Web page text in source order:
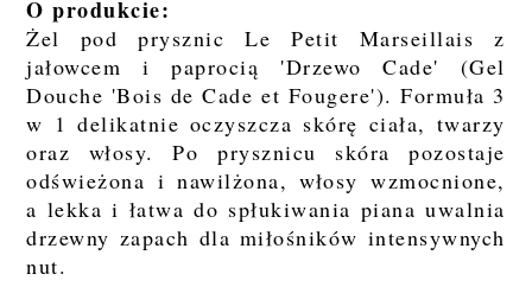
O produkcie:
Żel pod prysznic Le Petit Marseillais z
jałowcem i paprocią 'Drzewo Cade' (Gel
Douche 'Bois de Cade et Fougere'). Formuła 3
w 1 delikatnie oczyszcza skórę ciała, twarzy
oraz włosy. Po prysznicu skóra pozostaje
odświeżona i nawilżona, włosy wzmocnione,
a lekka i łatwa do spłukiwania piana uwalnia
drzewny zapach dla miłośników intensywnych
nut.